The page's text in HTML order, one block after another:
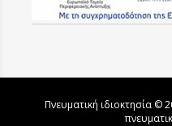
Πνευματική ιδιοκτησία ©